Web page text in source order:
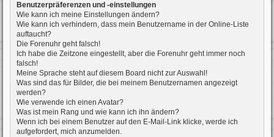
Benutzerpräferenzen und -einstellungen
Wie kann ich meine Einstellungen ändern?
Wie kann ich verhindern, dass mein Benutzername in der Online-Liste
auftaucht?
Die Forenuhr geht falsch!
Ich habe die Zeitzone eingestellt, aber die Forenuhr geht immer noch
falsch!
Meine Sprache steht auf diesem Board nicht zur Auswahl!
Was sind das für Bilder, die bei meinem Benutzernamen angezeigt
werden?
Wie verwende ich einen Avatar?
Was ist mein Rang und wie kann ich ihn ändern?
Wenn ich bei einem Benutzer auf den E-Mail-Link klicke, werde ich
aufgefordert, mich anzumelden.